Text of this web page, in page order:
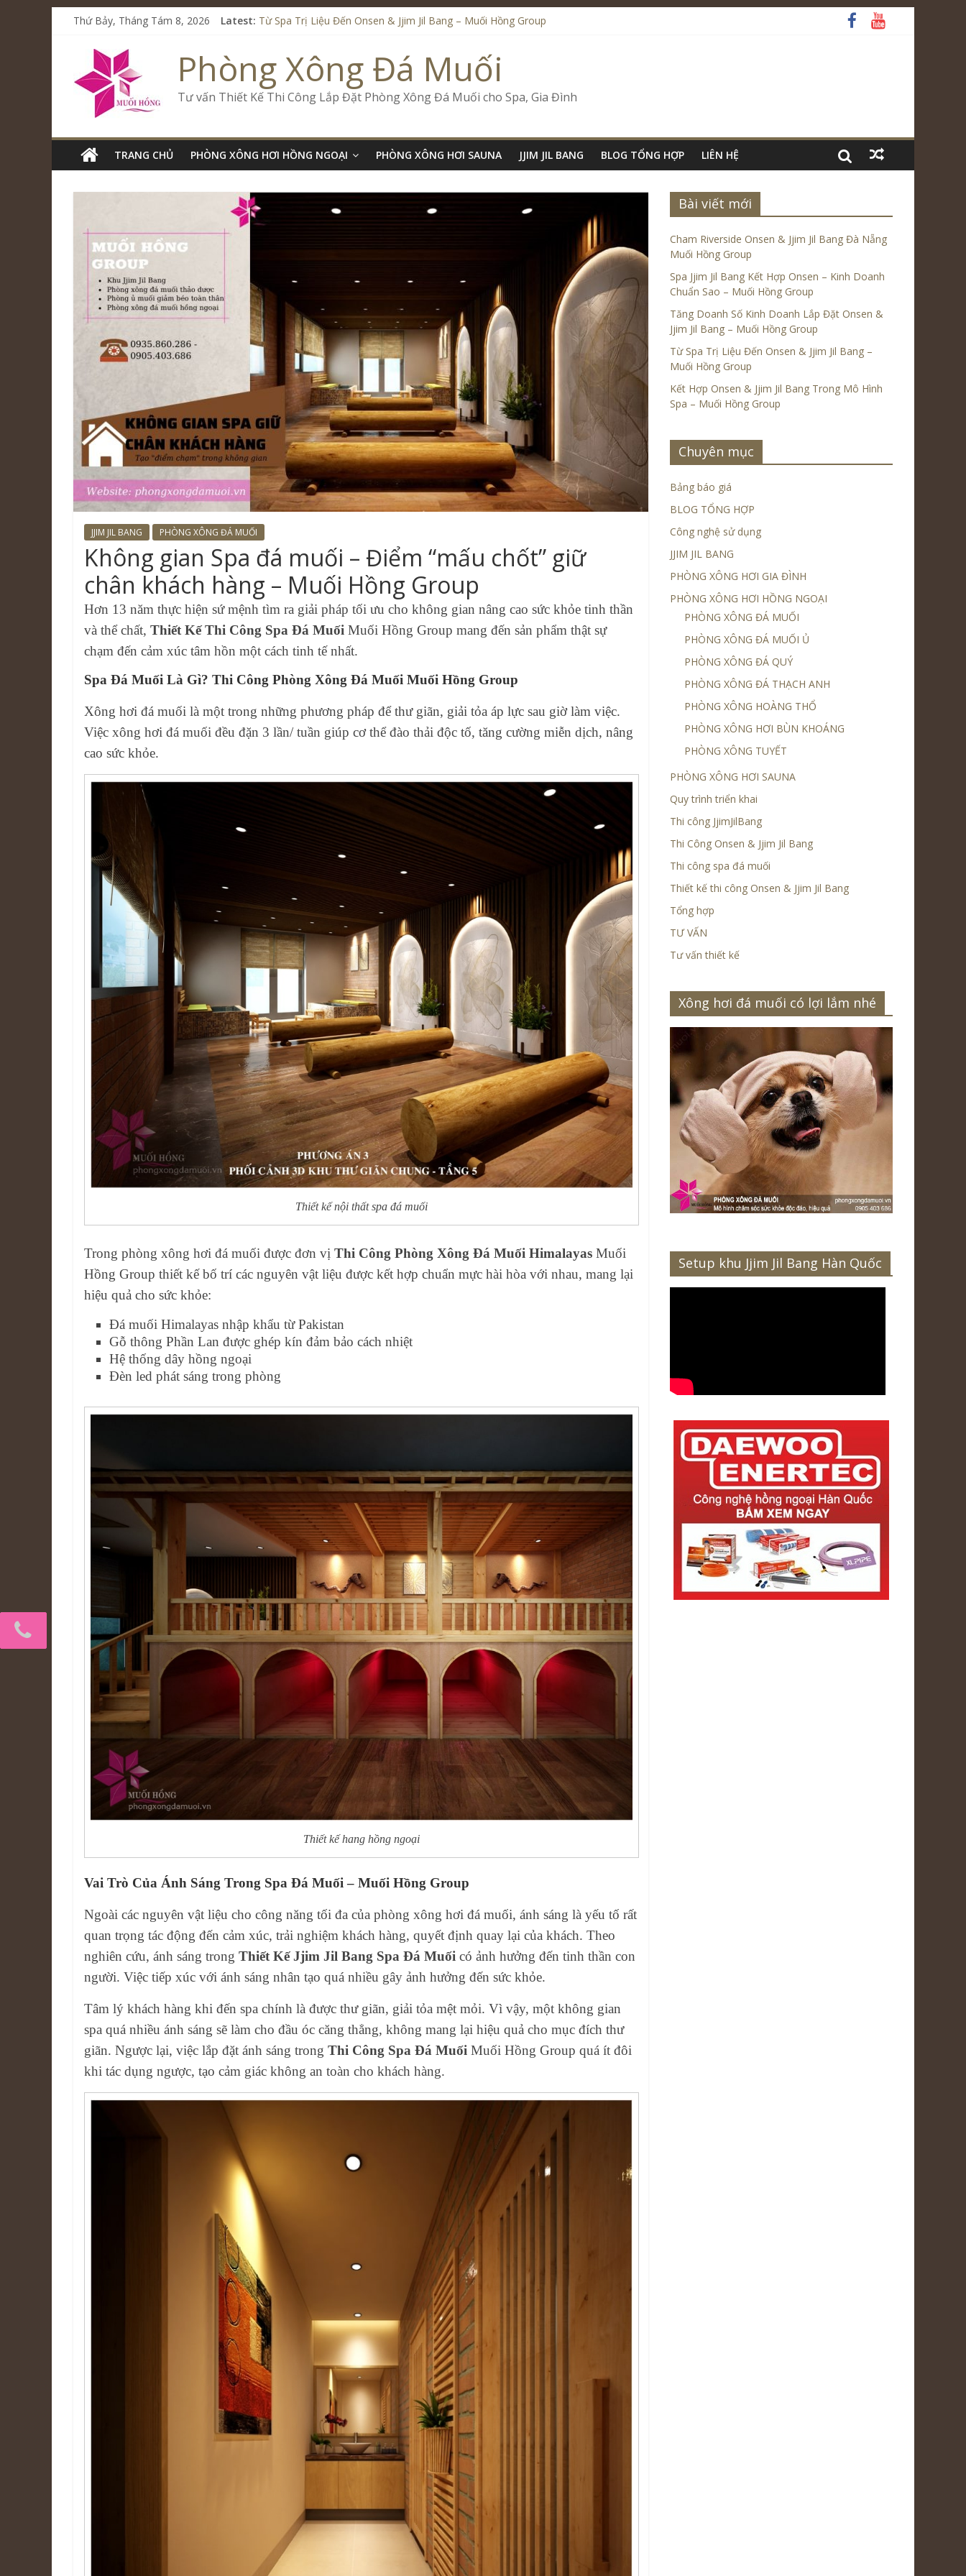
Thứ Bảy, Tháng Tám 8, 2026 Latest: Từ Spa Trị Liệu Đến Onsen & Jjim Jil Bang – Muối Hồng Group
Cham Riverside Onsen & Jjim Jil Bang Đà Nẵng Muối Hồng Group
Spa Jjim Jil Bang Kết Hợp Onsen – Kinh Doanh Chuẩn Sao – Muối Hồng Group
Tăng Doanh Số Kinh Doanh Lắp Đặt Onsen & Jjim Jil Bang – Muối Hồng Group
Phòng Xông Đá Muối
Tư vấn Thiết Kế Thi Công Lắp Đặt Phòng Xông Đá Muối cho Spa, Gia Đình
TRANG CHỦ PHÒNG XÔNG HƠI HỒNG NGOẠI PHÒNG XÔNG HƠI SAUNA JJIM JIL BANG BLOG TỔNG HỢP LIÊN HỆ
JJIM JIL BANG PHÒNG XÔNG ĐÁ MUỐI
Không gian Spa đá muối – Điểm “mấu chốt” giữ
chân khách hàng – Muối Hồng Group
Hơn 13 năm thực hiện sứ mệnh tìm ra giải pháp tối ưu cho không gian nâng cao sức khỏe tinh thần
và thể chất, Thiết Kế Thi Công Spa Đá Muối Muối Hồng Group mang đến sản phẩm thật sự
chạm đến cảm xúc tâm hồn một cách tinh tế nhất.
Spa Đá Muối Là Gì? Thi Công Phòng Xông Đá Muối Muối Hồng Group
Xông hơi đá muối là một trong những phương pháp để thư giãn, giải tỏa áp lực sau giờ làm việc.
Việc xông hơi đá muối đều đặn 3 lần/ tuần giúp cơ thể đào thải độc tố, tăng cường miễn dịch, nâng
cao sức khỏe.
Thiết kế nội thất spa đá muối
Trong phòng xông hơi đá muối được đơn vị Thi Công Phòng Xông Đá Muối Himalayas Muối
Hồng Group thiết kế bố trí các nguyên vật liệu được kết hợp chuẩn mực hài hòa với nhau, mang lại
hiệu quả cho sức khỏe:
Đá muối Himalayas nhập khẩu từ Pakistan
Gỗ thông Phần Lan được ghép kín đảm bảo cách nhiệt
Hệ thống dây hồng ngoại
Đèn led phát sáng trong phòng
Thiết kế hang hồng ngoại
Vai Trò Của Ánh Sáng Trong Spa Đá Muối – Muối Hồng Group
Ngoài các nguyên vật liệu cho công năng tối đa của phòng xông hơi đá muối, ánh sáng là yếu tố rất
quan trọng tác động đến cảm xúc, trải nghiệm khách hàng, quyết định quay lại của khách. Theo
nghiên cứu, ánh sáng trong Thiết Kế Jjim Jil Bang Spa Đá Muối có ảnh hưởng đến tinh thần con
người. Việc tiếp xúc với ánh sáng nhân tạo quá nhiều gây ảnh hưởng đến sức khỏe.
Tâm lý khách hàng khi đến spa chính là được thư giãn, giải tỏa mệt mỏi. Vì vậy, một không gian
spa quá nhiều ánh sáng sẽ làm cho đầu óc căng thẳng, không mang lại hiệu quả cho mục đích thư
giãn. Ngược lại, việc lắp đặt ánh sáng trong Thi Công Spa Đá Muối Muối Hồng Group quá ít đôi
khi tác dụng ngược, tạo cảm giác không an toàn cho khách hàng.
Bài viết mới
Cham Riverside Onsen & Jjim Jil Bang Đà Nẵng
Muối Hồng Group
Spa Jjim Jil Bang Kết Hợp Onsen – Kinh Doanh
Chuẩn Sao – Muối Hồng Group
Tăng Doanh Số Kinh Doanh Lắp Đặt Onsen &
Jjim Jil Bang – Muối Hồng Group
Từ Spa Trị Liệu Đến Onsen & Jjim Jil Bang –
Muối Hồng Group
Kết Hợp Onsen & Jjim Jil Bang Trong Mô Hình
Spa – Muối Hồng Group
Chuyên mục
Bảng báo giá
BLOG TỔNG HỢP
Công nghệ sử dụng
JJIM JIL BANG
PHÒNG XÔNG HƠI GIA ĐÌNH
PHÒNG XÔNG HƠI HỒNG NGOẠI
PHÒNG XÔNG ĐÁ MUỐI
PHÒNG XÔNG ĐÁ MUỐI Ủ
PHÒNG XÔNG ĐÁ QUÝ
PHÒNG XÔNG ĐÁ THẠCH ANH
PHÒNG XÔNG HOÀNG THỔ
PHÒNG XÔNG HƠI BÙN KHOÁNG
PHÒNG XÔNG TUYẾT
PHÒNG XÔNG HƠI SAUNA
Quy trình triển khai
Thi công JjimJilBang
Thi Công Onsen & Jjim Jil Bang
Thi công spa đá muối
Thiết kế thi công Onsen & Jjim Jil Bang
Tổng hợp
TƯ VẤN
Tư vấn thiết kế
Xông hơi đá muối có lợi lắm nhé
Setup khu Jjim Jil Bang Hàn Quốc